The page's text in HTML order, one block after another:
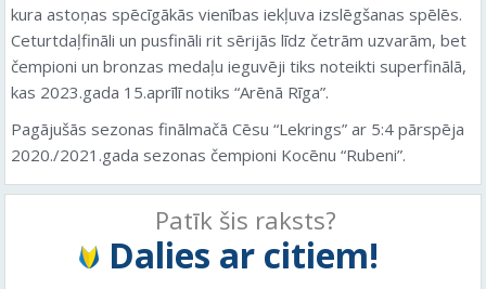
kura astoņas spēcīgākās vienības iekļuva izslēgšanas spēlēs.
Ceturtdaļfināli un pusfināli rit sērijās līdz četrām uzvarām, bet
čempioni un bronzas medaļu ieguvēji tiks noteikti superfinālā,
kas 2023.gada 15.aprīlī notiks “Arēnā Rīga”.
Pagājušās sezonas finālmačā Cēsu “Lekrings” ar 5:4 pārspēja
2020./2021.gada sezonas čempioni Kocēnu “Rubeni”.
Patīk šis raksts?
Dalies ar citiem!